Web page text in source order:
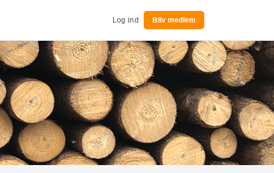
Log ind Bliv medlem